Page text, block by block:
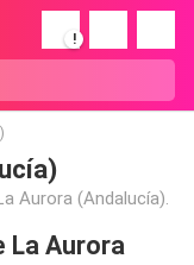
!
Aurora (Andalucía).
La Aurora